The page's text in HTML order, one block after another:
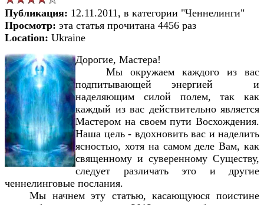
Публикация: 12.11.2011, в категории "Ченнелинги"
Просмотр: эта статья прочитана 4456 раз
Location: Ukraine
Дорогие, Мастера!
Мы окружаем каждого из вас
подпитывающей энергией и
наделяющим силой полем, так как
каждый из вас действительно является
Мастером на своем пути Восхождения.
Наша цель - вдохновить вас и наделить
ясностью, хотя на самом деле Вам, как
священному и суверенному Существу,
следует различать это и другие
ченнелинговые послания.
Мы начнем эту статью, касающуюся поистине